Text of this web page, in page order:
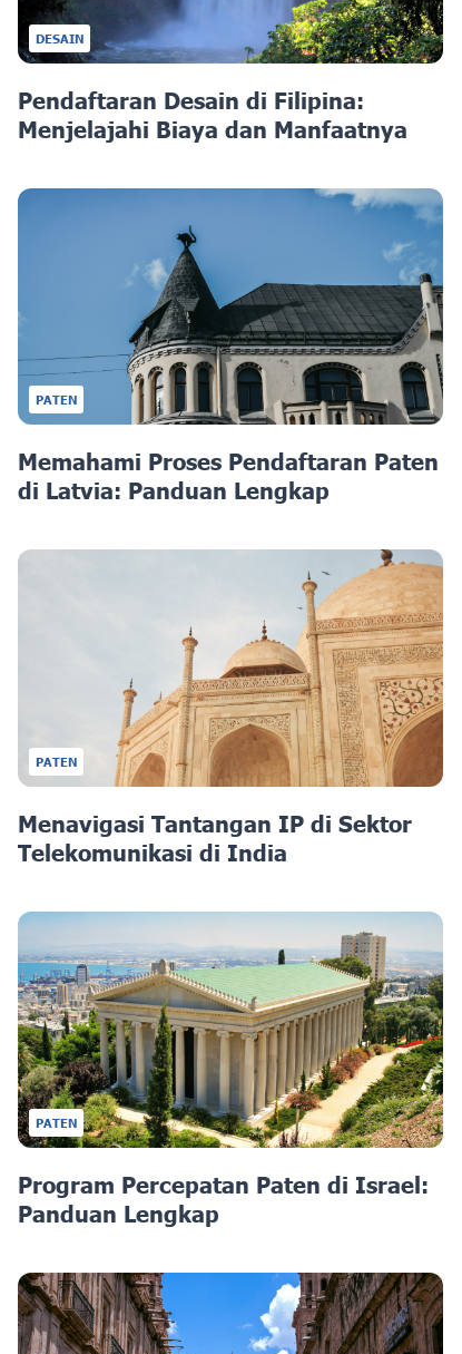
DESAIN
Pendaftaran Desain di Filipina:
Menjelajahi Biaya dan Manfaatnya
PATEN
Memahami Proses Pendaftaran Paten
di Latvia: Panduan Lengkap
PATEN
Menavigasi Tantangan IP di Sektor
Telekomunikasi di India
PATEN
Program Percepatan Paten di Israel:
Panduan Lengkap